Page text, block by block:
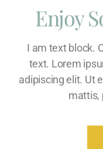
Enjoy
I am text block.
text. Lorem
adipiscing elit. Ut
mattis,